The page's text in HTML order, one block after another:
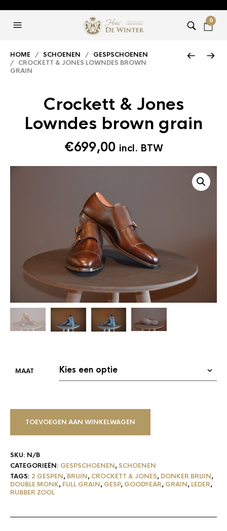
0
HOME / SCHOENEN / GESPSCHOENEN
/ CROCKETT & JONES LOWNDES BROWN
GRAIN
Crockett & Jones
Lowndes brown grain
€699,00 incl. BTW
TOEVOEGEN AAN WINKELWAGEN
SKU: N/B
CATEGORIEËN: GESPSCHOENEN, SCHOENEN
TAGS: 2 GESPEN, BRUIN, CROCKETT & JONES, DONKER BRUIN,
DOUBLE MONK, FULL GRAIN, GESP, GOODYEAR, GRAIN, LEDER,
RUBBER ZOOL